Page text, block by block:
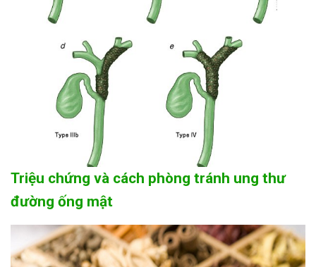
Triệu chứng và cách phòng tránh ung thư
đường ống mật